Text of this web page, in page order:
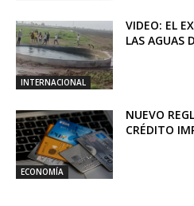
INTERNACIONAL
VIDEO: EL
LAS AGUAS
ECONOMÍA
NUEVO
CRÉDITO